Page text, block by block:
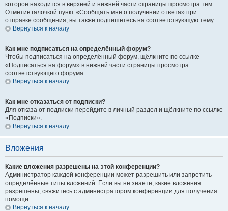
которое находится в верхней и нижней части страницы просмотра тем.
Отметив галочкой пункт «Сообщать мне о получении ответа» при
отправке сообщения, вы также подпишетесь на соответствующую тему.
Вернуться к началу
Как мне подписаться на определённый форум?
Чтобы подписаться на определённый форум, щёлкните по ссылке
«Подписаться на форум» в нижней части страницы просмотра
соответствующего форума.
Вернуться к началу
Как мне отказаться от подписки?
Для отказа от подписки перейдите в личный раздел и щёлкните по ссылке
«Подписки».
Вернуться к началу
Вложения
Какие вложения разрешены на этой конференции?
Администратор каждой конференции может разрешить или запретить
определённые типы вложений. Если вы не знаете, какие вложения
разрешены, свяжитесь с администратором конференции для получения
помощи.
Вернуться к началу